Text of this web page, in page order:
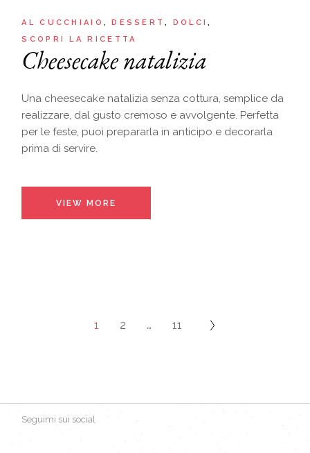
AL CUCCHIAIO DESSERT
DOLCI
SCOPRI LA RICETTA
Cheesecake natalizia
Una cheesecake natalizia senza cottura, semplice da
realizzare, dal gusto cremoso e avvolgente. Perfetta
per le feste, puoi prepararla in anticipo e decorarla
prima di servire.
VIEW MORE
1 2 … 11
Seguimi sui social